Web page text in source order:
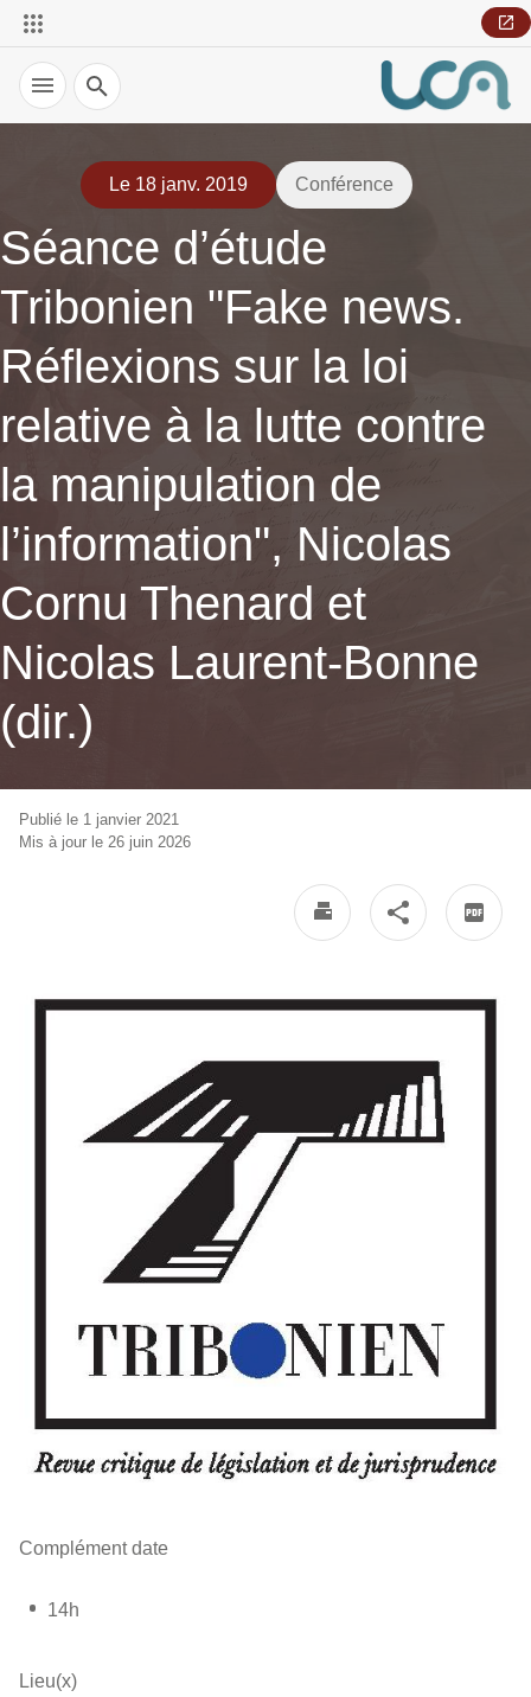
Recherche
Le 18 janv. 2019 Conférence
Séance d’étude
Tribonien "Fake news.
Réflexions sur la loi
relative à la lutte contre
la manipulation de
l’information", Nicolas
Cornu Thenard et
Nicolas Laurent-Bonne
(dir.)
Publié le 1 janvier 2021
Mis à jour le 26 juin 2026
Complément date
14h
Lieu(x)